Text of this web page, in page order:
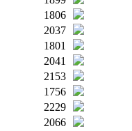
1806
2037
1801
2041
2153
1756
2229
2066